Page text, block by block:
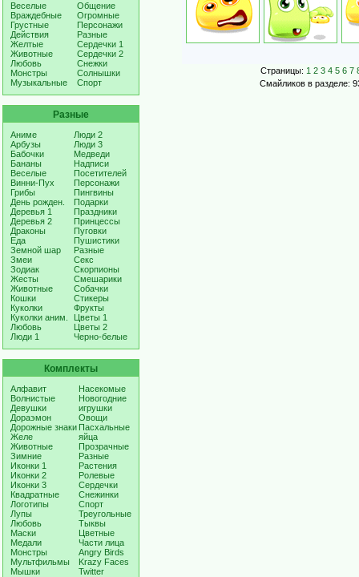
Веселые
Враждебные
Грустные
Действия
Желтые
Животные
Любовь
Монстры
Музыкальные
Общение
Огромные
Персонажи
Разные
Сердечки 1
Сердечки 2
Снежки
Солнышки
Спорт
Разные
Аниме
Арбузы
Бабочки
Бананы
Веселые
Винни-Пух
Грибы
День рожден.
Деревья 1
Деревья 2
Драконы
Еда
Земной шар
Змеи
Зодиак
Жесты
Животные
Кошки
Куколки
Куколки аним.
Любовь
Люди 1
Люди 2
Люди 3
Медведи
Надписи
Посетителей
Персонажи
Пингвины
Подарки
Праздники
Принцессы
Пуговки
Пушистики
Разные
Секс
Скорпионы
Смешарики
Собачки
Стикеры
Фрукты
Цветы 1
Цветы 2
Черно-белые
Комплекты
Алфавит
Волнистые
Девушки
Дораэмон
Дорожные знаки
Желе
Животные
Зимние
Иконки 1
Иконки 2
Иконки 3
Квадратные
Логотипы
Лупы
Любовь
Маски
Медали
Монстры
Мультфильмы
Мышки
Насекомые
Новогодние
игрушки
Овощи
Пасхальные
яйца
Прозрачные
Разные
Растения
Ролевые
Сердечки
Снежинки
Спорт
Треугольные
Тыквы
Цветные
Части лица
Angry Birds
Krazy Faces
Twitter
Страницы: 1 2 3 4 5 6 7
Смайликов в разделе: